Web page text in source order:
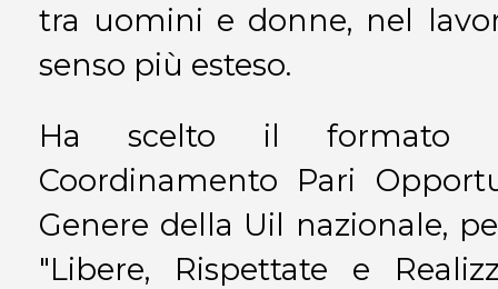
tra uomini e donne, nel
senso più esteso.
Ha scelto il formato
Coordinamento Pari
Genere della Uil nazionale,
"Libere, Rispettate e